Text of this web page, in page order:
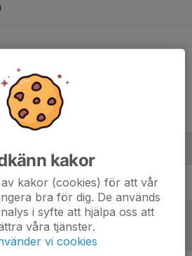
Tränare
kakor
kakor (cookies) för att vår
bra för dig. De används
i syfte att hjälpa oss att
våra tjänster.
vi cookies